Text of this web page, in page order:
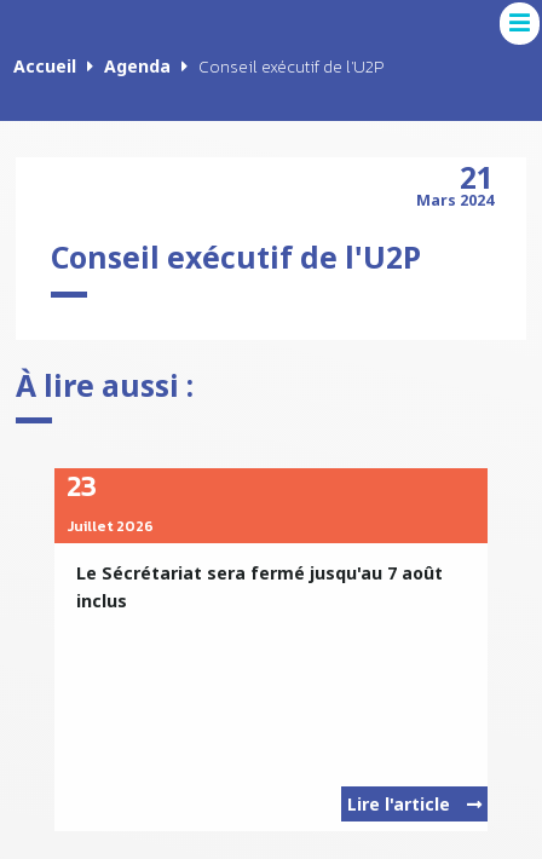
Accueil Agenda Conseil exécutif de l'U2P
21
Mars 2024
Conseil exécutif de l'U2P
À lire aussi :
23
Juillet 2026
Le Sécrétariat sera fermé jusqu'au 7 août
inclus
Lire l'article